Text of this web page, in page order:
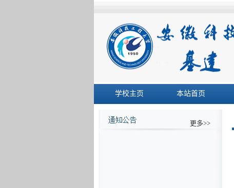
学校主页 本站首页
更多>>